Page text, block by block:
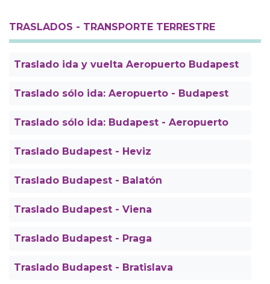
TRASLADOS - TRANSPORTE TERRESTRE
Traslado ida y vuelta Aeropuerto Budapest
Traslado sólo ida: Aeropuerto - Budapest
Traslado sólo ida: Budapest - Aeropuerto
Traslado Budapest - Heviz
Traslado Budapest - Balatón
Traslado Budapest - Viena
Traslado Budapest - Praga
Traslado Budapest - Bratislava